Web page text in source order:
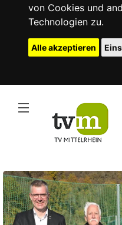
von Cookies und
Technologien zu.
Alle akzeptieren